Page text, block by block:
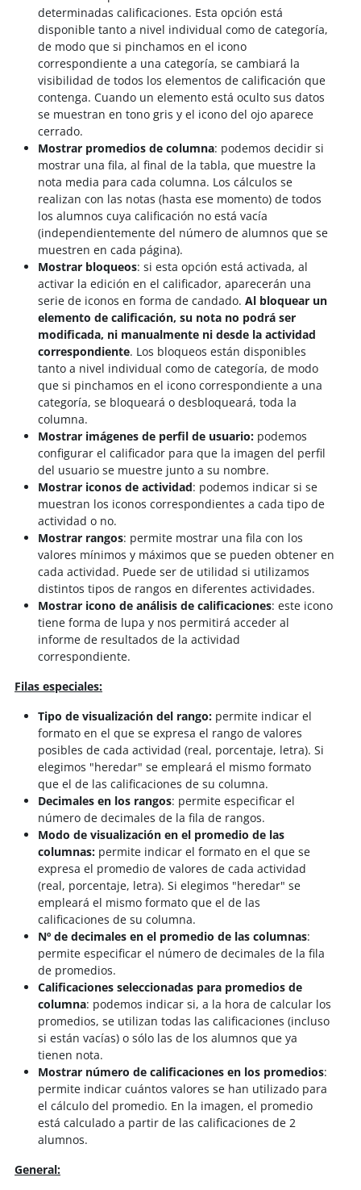
determinadas calificaciones. Esta opción está
disponible tanto a nivel individual como de categoría,
de modo que si pinchamos en el icono
correspondiente a una categoría, se cambiará la
visibilidad de todos los elementos de calificación que
contenga. Cuando un elemento está oculto sus datos
se muestran en tono gris y el icono del ojo aparece
cerrado.
Mostrar promedios de columna: podemos decidir si
mostrar una fila, al final de la tabla, que muestre la
nota media para cada columna. Los cálculos se
realizan con las notas (hasta ese momento) de todos
los alumnos cuya calificación no está vacía
(independientemente del número de alumnos que se
muestren en cada página).
Mostrar bloqueos: si esta opción está activada, al
activar la edición en el calificador, aparecerán una
serie de iconos en forma de candado. Al bloquear un
elemento de calificación, su nota no podrá ser
modificada, ni manualmente ni desde la actividad
correspondiente. Los bloqueos están disponibles
tanto a nivel individual como de categoría, de modo
que si pinchamos en el icono correspondiente a una
categoría, se bloqueará o desbloqueará, toda la
columna.
Mostrar imágenes de perfil de usuario: podemos
configurar el calificador para que la imagen del perfil
del usuario se muestre junto a su nombre.
Mostrar iconos de actividad: podemos indicar si se
muestran los iconos correspondientes a cada tipo de
actividad o no.
Mostrar rangos: permite mostrar una fila con los
valores mínimos y máximos que se pueden obtener en
cada actividad. Puede ser de utilidad si utilizamos
distintos tipos de rangos en diferentes actividades.
Mostrar icono de análisis de calificaciones: este icono
tiene forma de lupa y nos permitirá acceder al
informe de resultados de la actividad
correspondiente.
Filas especiales:
Tipo de visualización del rango: permite indicar el
formato en el que se expresa el rango de valores
posibles de cada actividad (real, porcentaje, letra). Si
elegimos "heredar" se empleará el mismo formato
que el de las calificaciones de su columna.
Decimales en los rangos: permite especificar el
número de decimales de la fila de rangos.
Modo de visualización en el promedio de las
columnas:permite indicar el formato en el que se
expresa el promedio de valores de cada actividad
(real, porcentaje, letra). Si elegimos "heredar" se
empleará el mismo formato que el de las
calificaciones de su columna.
Nº de decimales en el promedio de las columnas:
permite especificar el número de decimales de la fila
de promedios.
Calificaciones seleccionadas para promedios de
columna: podemos indicar si, a la hora de calcular los
promedios, se utilizan todas las calificaciones (incluso
si están vacías) o sólo las de los alumnos que ya
tienen nota.
Mostrar número de calificaciones en los promedios:
permite indicar cuántos valores se han utilizado para
el cálculo del promedio. En la imagen, el promedio
está calculado a partir de las calificaciones de 2
alumnos.
General: